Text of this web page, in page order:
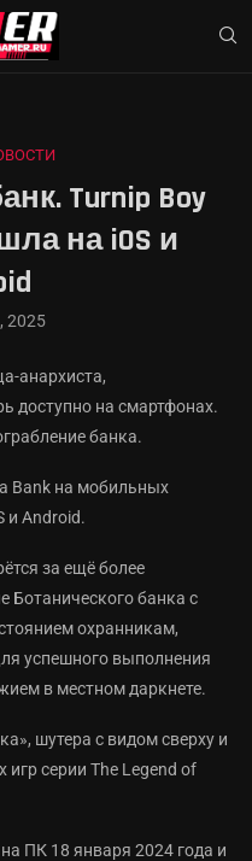
Turnip Boy
на iOS и
2025
анархиста,
доступно на смартфонах.
банка.
Bank на мобильных
и Android.
за ещё более
Ботанического банка с
охранникам,
успешного выполнения
в местном даркнете.
шутера с видом сверху и
игр серии The Legend of
ПК 18 января 2024 года и